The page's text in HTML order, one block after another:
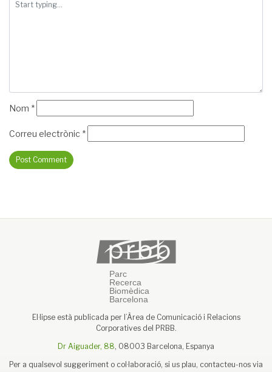
Nom *
Correu electrònic *
El·lipse està publicada per l’Àrea de Comunicació i Relacions
Corporatives del PRBB.
Dr Aiguader, 88, 08003 Barcelona, Espanya
Per a qualsevol suggeriment o col·laboració, si us plau, contacteu-nos via